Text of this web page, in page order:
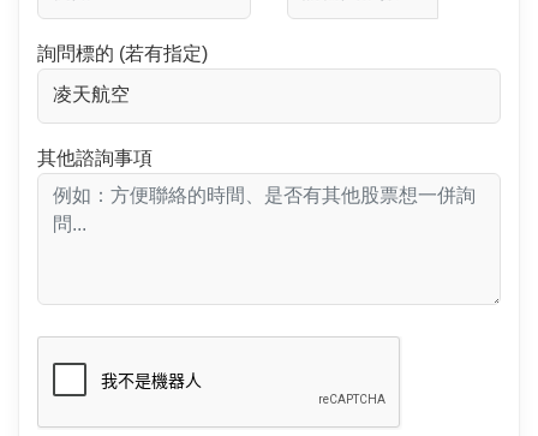
詢問標的 (若有指定)
其他諮詢事項